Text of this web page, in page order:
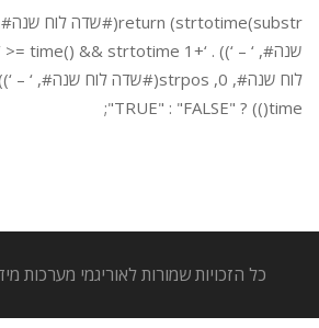
time()) ? "TRUE" : "FALSE";
כל הזכויות שמורות לאוריגמי מערכות